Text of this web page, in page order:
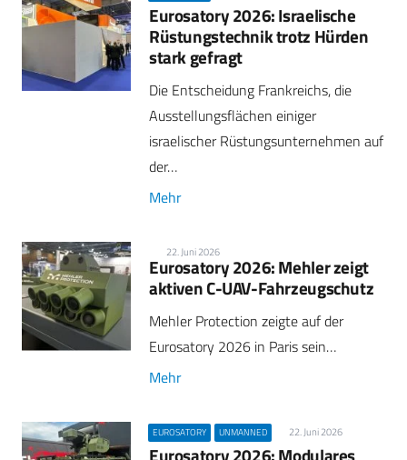
Eurosatory 2026: Israelische
Rüstungstechnik trotz Hürden
stark gefragt
Die Entscheidung Frankreichs, die
Ausstellungsflächen einiger
israelischer Rüstungsunternehmen auf
der…
Mehr
22. Juni 2026
Eurosatory 2026: Mehler zeigt
aktiven C-UAV-Fahrzeugschutz
Mehler Protection zeigte auf der
Eurosatory 2026 in Paris sein…
Mehr
EUROSATORY UNMANNED 22. Juni 2026